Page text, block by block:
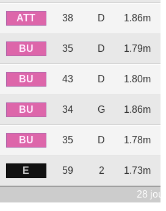
ATT 38 D 1.86m
BU 35 D 1.79m
BU 43 D 1.80m
BU 34 G 1.86m
BU 35 D 1.78m
E 59 2 1.73m
28